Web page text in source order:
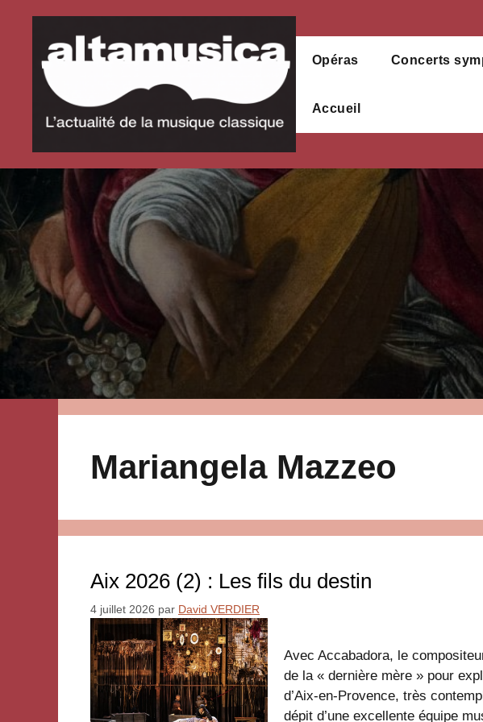
Opéras Concerts
Accueil
Mariangela Mazzeo
Aix 2026 (2) : Les fils du destin
4 juillet 2026 par David VERDIER
Avec Accabadora, le
de la « dernière mère » pour
d’Aix-en-Provence, très
dépit d’une excellente équipe